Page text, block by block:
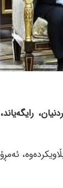
رایگەیاند،
بڵاویکردەوە، ئەمڕۆ